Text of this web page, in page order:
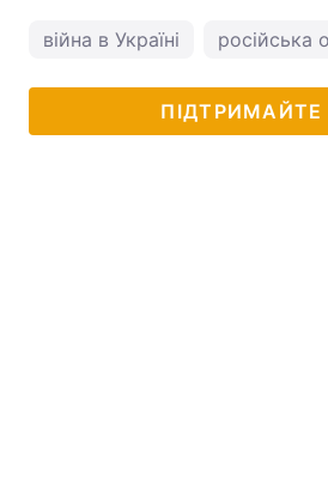
війна в Україні російська
ПІДТРИМАЙТЕ